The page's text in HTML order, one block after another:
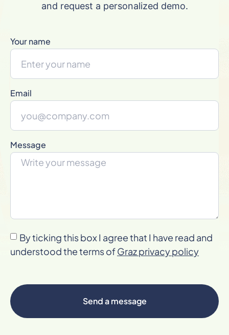
and request a personalized demo.
Your name
Email
Message
By ticking this box I agree that I have read and
understood the terms ofGraz privacy policy
Send a message